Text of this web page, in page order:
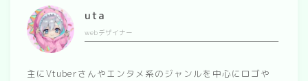
クリスマス
uta
webデザイナー
主にVtuberさんやエンタメ系のジャンルを中心にロゴや